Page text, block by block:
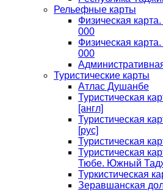
Рельефные карты
Физическая
000
Физическая
000
Туристические карты
Атлас Душанбе
Туристическая
[англ]
Туристическая
[рус]
Туристическая
Туристическая
Тюбе. Южный
Туркистическая
Зеравшанская